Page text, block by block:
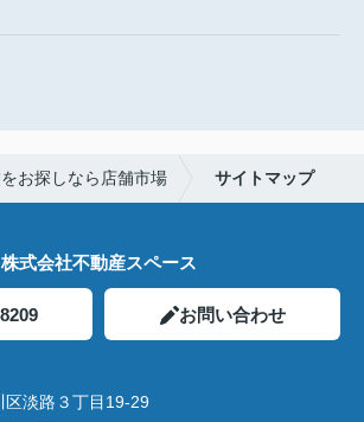
お探しなら店舗市場 サイトマップ
株式会社不動産スペース
お問い合わせ
区淡路３丁目19-29